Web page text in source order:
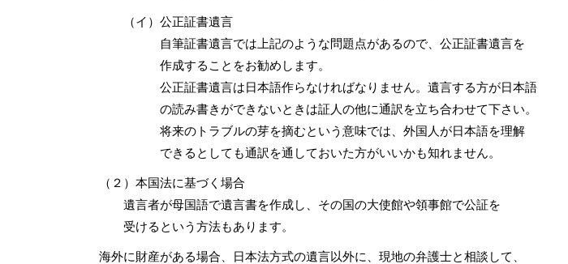
（イ）公正証書遺言
自筆証書遺言では上記のような問題点があるので、公正証書遺言を
作成することをお勧めします。
公正証書遺言は日本語作らなければなりません。遺言する方が日本語
の読み書きができないときは証人の他に通訳を立ち合わせて下さい。
将来のトラブルの芽を摘むという意味では、外国人が日本語を理解
できるとしても通訳を通しておいた方がいいかも知れません。
（２）本国法に基づく場合
遺言者が母国語で遺言書を作成し、その国の大使館や領事館で公証を
受けるという方法もあります。
海外に財産がある場合、日本法方式の遺言以外に、現地の弁護士と相談して、